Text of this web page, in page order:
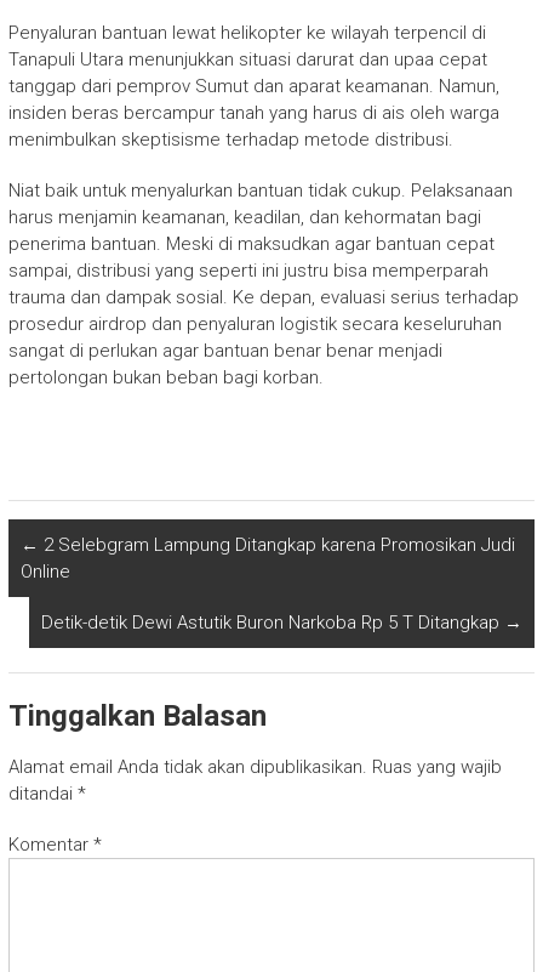
Penyaluran bantuan lewat helikopter ke wilayah terpencil di
Tanapuli Utara menunjukkan situasi darurat dan upaa cepat
tanggap dari pemprov Sumut dan aparat keamanan. Namun,
insiden beras bercampur tanah yang harus di ais oleh warga
menimbulkan skeptisisme terhadap metode distribusi.
Niat baik untuk menyalurkan bantuan tidak cukup. Pelaksanaan
harus menjamin keamanan, keadilan, dan kehormatan bagi
penerima bantuan. Meski di maksudkan agar bantuan cepat
sampai, distribusi yang seperti ini justru bisa memperparah
trauma dan dampak sosial. Ke depan, evaluasi serius terhadap
prosedur airdrop dan penyaluran logistik secara keseluruhan
sangat di perlukan agar bantuan benar benar menjadi
pertolongan bukan beban bagi korban.
← 2 Selebgram Lampung Ditangkap karena Promosikan Judi
Online
Detik-detik Dewi Astutik Buron Narkoba Rp 5 T Ditangkap →
Tinggalkan Balasan
Alamat email Anda tidak akan dipublikasikan. Ruas yang wajib
ditandai *
Komentar *